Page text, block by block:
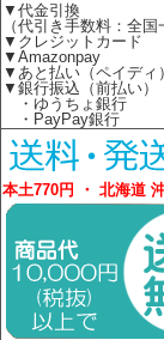
▼代金引換
（代引き手数料：全国
▼クレジットカード
▼Amazonpay
▼あと払い（ペイディ）
▼銀行振込（前払い）
・ゆうちょ銀行
・PayPay銀行
本土770円 ・ 北海道